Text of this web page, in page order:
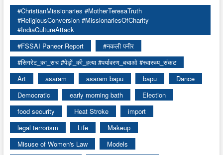
#ChristianMissionaries #MotherTeresaTruth
#ReligiousConversion #MissionariesOfCharity
#IndiaCultureAttack
#FSSAI Paneer Report
#नकली पनीर
#सिगरेट_का_सच #पेड़ों_की_हत्या #पर्यावरण_बचाओ #स्वास्थ्य_संकट
Art
asaram asaram bapu bapu
Dance
Democratic
early morning bath
Election
food security
Heat Stroke
import
legal terrorism
Life
Makeup
Misuse of Women's Law
Models